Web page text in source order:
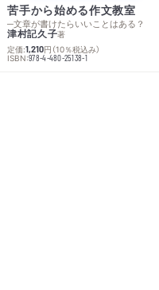
苦手から始める作文教室
─文章が書けたらいいことはある？
津村記久子著
定価:1,210円 （10％税込み）
ISBN:978-4-480-25138-1